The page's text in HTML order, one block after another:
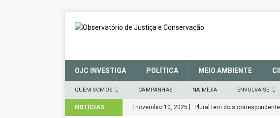
OJC INVESTIGA POLÍTICA MEIO AMBIENTE
QUEM SOMOS CAMPANHAS NA MÍDIA ENVOLVA-SE
NOTÍCIAS [ novembro 10, 2025 ] Plural tem dois